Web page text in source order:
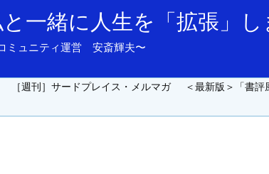
一緒に人生を「拡張」し
ミュニティ運営 安斎輝夫〜
［週刊］サードプレイス・メルマガ
＜最新版＞「書